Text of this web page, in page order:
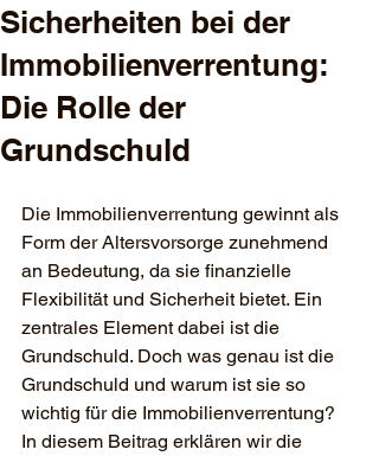
Sicherheiten bei der
Immobilienverrentung:
Die Rolle der
Grundschuld
Die Immobilienverrentung gewinnt als
Form der Altersvorsorge zunehmend
an Bedeutung, da sie finanzielle
Flexibilität und Sicherheit bietet. Ein
zentrales Element dabei ist die
Grundschuld. Doch was genau ist die
Grundschuld und warum ist sie so
wichtig für die Immobilienverrentung?
In diesem Beitrag erklären wir die